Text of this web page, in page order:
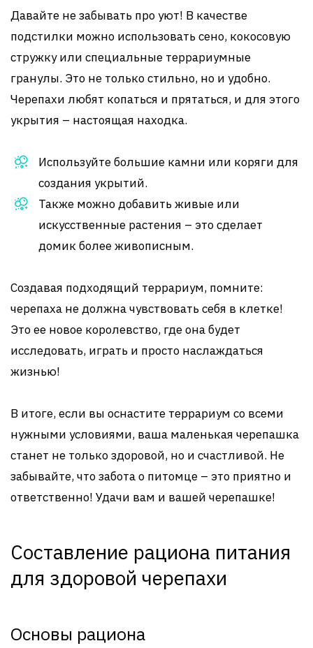
Давайте не забывать про уют! В качестве
подстилки можно использовать сено, кокосовую
стружку или специальные террариумные
гранулы. Это не только стильно, но и удобно.
Черепахи любят копаться и прятаться, и для этого
укрытия – настоящая находка.
Используйте большие камни или коряги для
создания укрытий.
Также можно добавить живые или
искусственные растения – это сделает
домик более живописным.
Создавая подходящий террариум, помните:
черепаха не должна чувствовать себя в клетке!
Это ее новое королевство, где она будет
исследовать, играть и просто наслаждаться
жизнью!
В итоге, если вы оснастите террариум со всеми
нужными условиями, ваша маленькая черепашка
станет не только здоровой, но и счастливой. Не
забывайте, что забота о питомце – это приятно и
ответственно! Удачи вам и вашей черепашке!
Составление рациона питания
для здоровой черепахи
Основы рациона